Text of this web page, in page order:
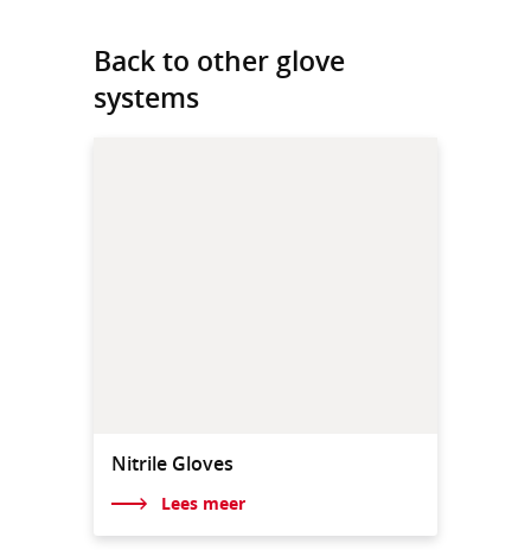
Back to other glove
systems
Nitrile Gloves
Lees meer